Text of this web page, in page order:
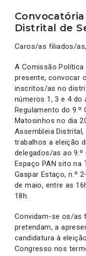
Distrital de
Caros/as filiados/as,
A Comissão Política
presente, convocar
inscritos/as no
números 1, 3 e 4 do
Regulamento do 9.º
Matosinhos no dia
Assembleia
trabalhos a eleição
delegados/as ao 9.º
Espaço PAN sito na
Gaspar Estaço, n.º
de maio, entre as
18h.
Convidam-se os/as
pretendam, a
candidatura à
Congresso nos